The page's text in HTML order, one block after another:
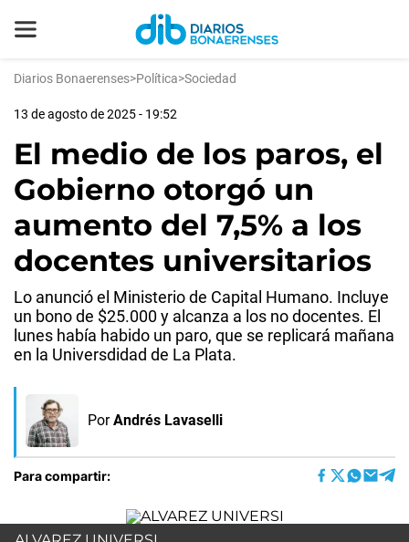
Diarios Bonaerenses>Política>Sociedad
13 de agosto de 2025 - 19:52
El medio de los paros, el
Gobierno otorgó un
aumento del 7,5% a los
docentes universitarios
Lo anunció el Ministerio de Capital Humano. Incluye
un bono de $25.000 y alcanza a los no docentes. El
lunes había habido un paro, que se replicará mañana
en la Universdidad de La Plata.
Por Andrés Lavaselli
Para compartir: